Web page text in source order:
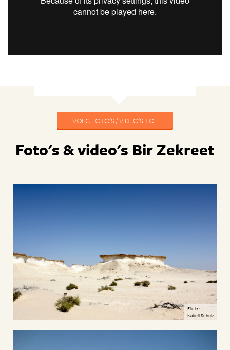
VOEG FOTO'S / VIDEO'S TOE
Foto's & video's Bir Zekreet
Flickr:
Isabell Schulz